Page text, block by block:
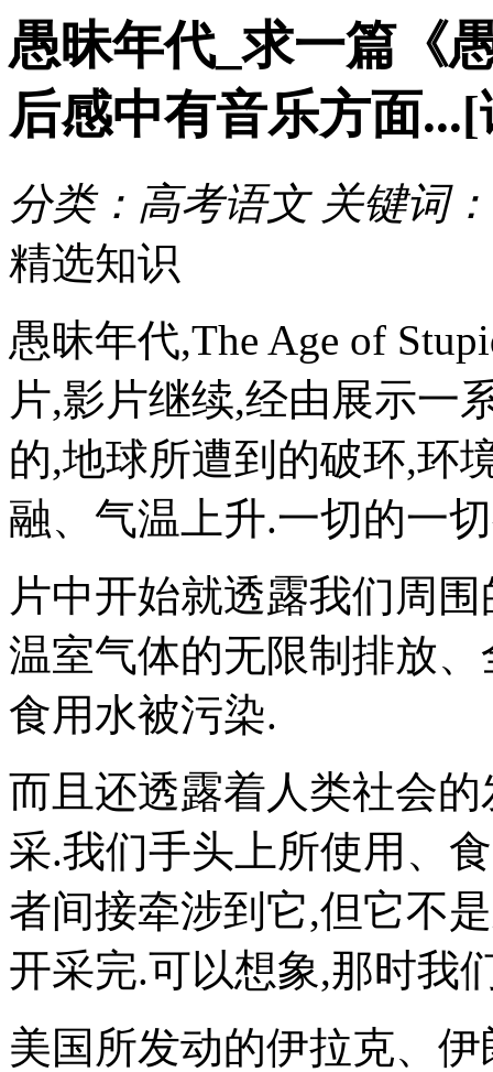
愚昧年代_求一篇《
后感中有音乐方面
分类：高考语文 关键词：
精选知识
愚昧年代,The Age of
片,影片继续,经由展示一
的,地球所遭到的破环,环
融、气温上升.一切的一
片中开始就透露我们周
温室气体的无限制排放
食用水被污染.
而且还透露着人类社会
采.我们手头上所使用、
者间接牵涉到它,但它不
开采完.可以想象,那时我
美国所发动的伊拉克、